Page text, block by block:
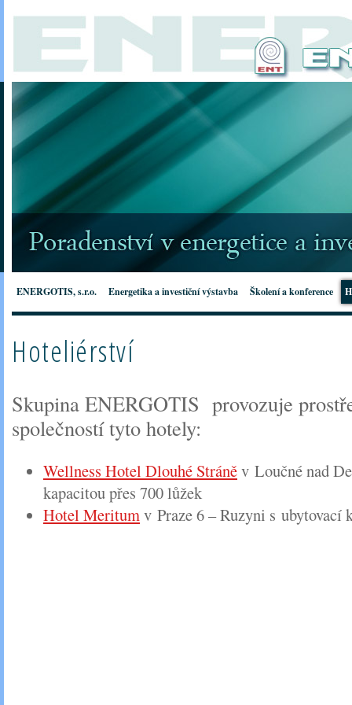
ENERGOTIS, s.r.o. Energetika a investiční výstavba Školení a konference
Hoteliérství
Skupina ENERGOTIS provozuje
společností tyto hotely:
Wellness Hotel Dlouhé Stráněv Loučné nad
kapacitou přes 700 lůžek
Hotel Meritumv Praze 6 – Ruzyni s ubytovací